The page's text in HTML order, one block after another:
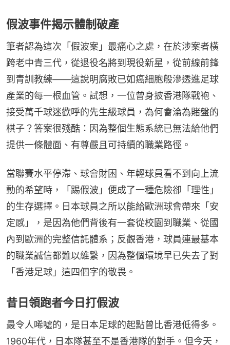
假波事件揭示體制破產
筆者認為這次「假波案」最痛心之處，在於涉案者橫
跨老中青三代，從退役名將到現役新星，從前線前鋒
到青訓教練——這說明腐敗已如癌細胞般滲透進足球
產業的每一根血管。試想，一位曾身披香港隊戰袍、
接受萬千球迷歡呼的先生級球員，為何會淪為賭盤的
棋子？答案很殘酷：因為整個生態系統已無法給他們
提供一條體面、有尊嚴且可持續的職業路徑。
當聯賽水平停滯、球會財困、年輕球員看不到向上流
動的希望時，「踢假波」便成了一種危險卻「理性」
的生存選擇。日本球員之所以能給歐洲球會帶來「安
定感」，是因為他們背後有一套從校園到職業、從國
內到歐洲的完整信託體系；反觀香港，球員連最基本
的職業誠信都難以維繫，因為整個環境早已失去了對
「香港足球」這四個字的敬畏。
昔日領跑者今日打假波
最令人唏噓的，是日本足球的起點曾比香港低得多。
1960年代，日本隊甚至不是香港隊的對手。但今天，